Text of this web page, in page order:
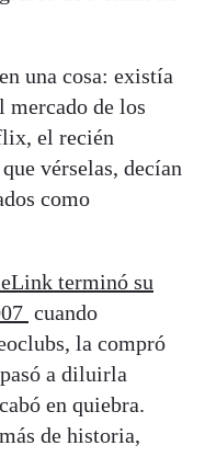
una cosa: existía
mercado de los
el recién
vérselas, decían
como
terminó su
cuando
la compró
a diluirla
en quiebra.
de historia,